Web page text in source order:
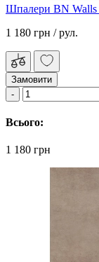
Шпалери BN Walls
1 180 грн / рул.
Замовити
Всього:
1 180 грн